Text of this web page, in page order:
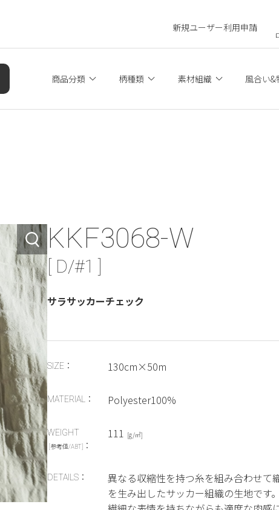
新規ユーザー利用申請
商品分類 柄種類 素材組織 風合い&
KKF3068-W
[ D/#1 ]
サラサッカーチェック
SIZE： 130cm×50m
MATERIAL： Polyester100%
WEIGHT
[参考値/ABT] ：
111 [g/㎡]
DETAILS：
異なる収縮性を持つ糸を組み合わせて
を生み出したサッカー組織の生地です。